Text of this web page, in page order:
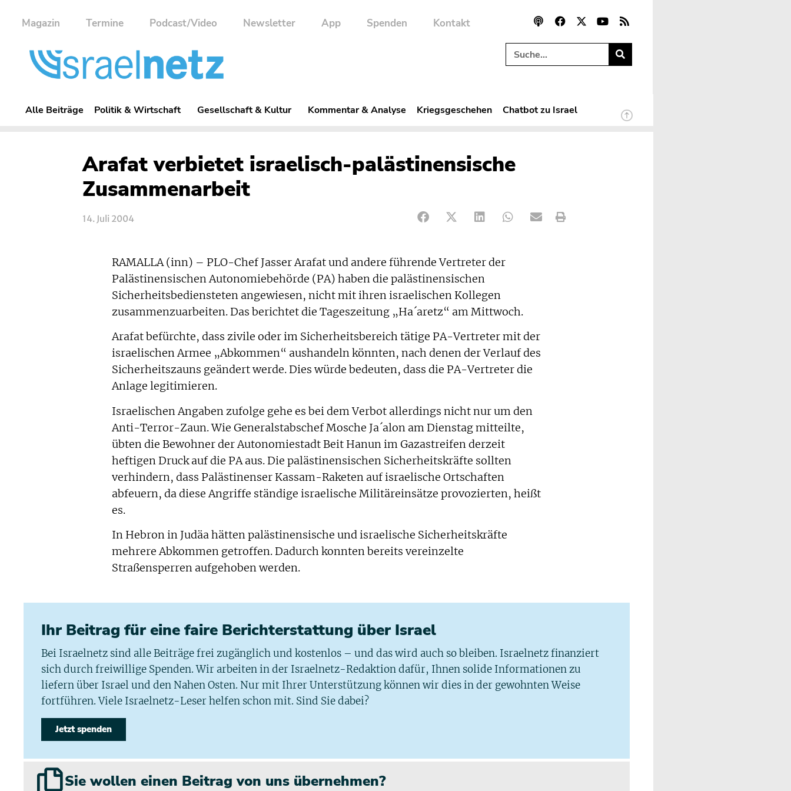
Magazin Termine Podcast/Video Newsletter App Spenden Kontakt
Alle Beiträge Politik & Wirtschaft Gesellschaft & Kultur Kommentar & Analyse Kriegsgeschehen Chatbot zu Israel
Arafat verbietet israelisch-palästinensische
Zusammenarbeit
14. Juli 2004
RAMALLA (inn) – PLO-Chef Jasser Arafat und andere führende Vertreter der
Palästinensischen Autonomiebehörde (PA) haben die palästinensischen
Sicherheitsbediensteten angewiesen, nicht mit ihren israelischen Kollegen
zusammenzuarbeiten. Das berichtet die Tageszeitung „Ha´aretz“ am Mittwoch.
Arafat befürchte, dass zivile oder im Sicherheitsbereich tätige PA-Vertreter mit der
israelischen Armee „Abkommen“ aushandeln könnten, nach denen der Verlauf des
Sicherheitszauns geändert werde. Dies würde bedeuten, dass die PA-Vertreter die
Anlage legitimieren.
Israelischen Angaben zufolge gehe es bei dem Verbot allerdings nicht nur um den
Anti-Terror-Zaun. Wie Generalstabschef Mosche Ja´alon am Dienstag mitteilte,
übten die Bewohner der Autonomiestadt Beit Hanun im Gazastreifen derzeit
heftigen Druck auf die PA aus. Die palästinensischen Sicherheitskräfte sollten
verhindern, dass Palästinenser Kassam-Raketen auf israelische Ortschaften
abfeuern, da diese Angriffe ständige israelische Militäreinsätze provozierten, heißt
es.
In Hebron in Judäa hätten palästinensische und israelische Sicherheitskräfte
mehrere Abkommen getroffen. Dadurch konnten bereits vereinzelte
Straßensperren aufgehoben werden.
Ihr Beitrag für eine faire Berichterstattung über Israel
Bei Israelnetz sind alle Beiträge frei zugänglich und kostenlos – und das wird auch so bleiben. Israelnetz finanziert
sich durch freiwillige Spenden. Wir arbeiten in der Israelnetz-Redaktion dafür, Ihnen solide Informationen zu
liefern über Israel und den Nahen Osten. Nur mit Ihrer Unterstützung können wir dies in der gewohnten Weise
fortführen. Viele Israelnetz-Leser helfen schon mit. Sind Sie dabei?
Jetzt spenden
Sie wollen einen Beitrag von uns übernehmen?